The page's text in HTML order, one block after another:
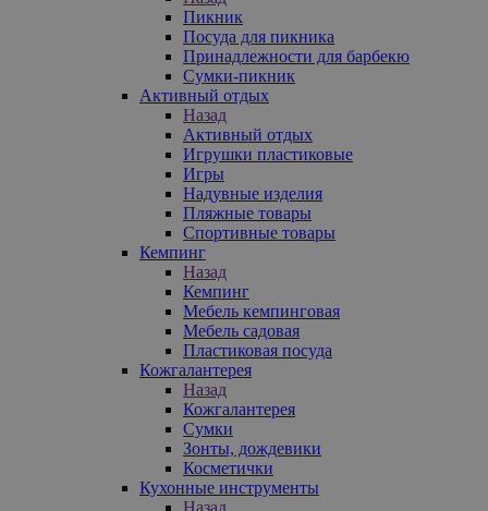
Пикник
Посуда для пикника
Принадлежности для барбекю
Сумки-пикник
Активный отдых
Назад
Активный отдых
Игрушки пластиковые
Игры
Надувные изделия
Пляжные товары
Спортивные товары
Кемпинг
Назад
Кемпинг
Мебель кемпинговая
Мебель садовая
Пластиковая посуда
Кожгалантерея
Назад
Кожгалантерея
Сумки
Зонты, дождевики
Косметички
Кухонные инструменты
Назад